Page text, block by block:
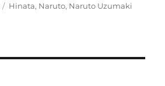
Tags
Hinata, Naruto, Naruto Uzumaki